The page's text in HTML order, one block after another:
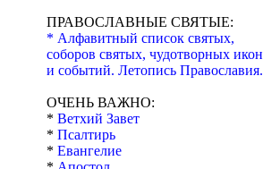
ПРАВОСЛАВНЫЕ СВЯТЫЕ:
* Алфавитный список святых,
соборов святых, чудотворных икон
и событий. Летопись Православия.
ОЧЕНЬ ВАЖНО:
* Ветхий Завет
* Псалтирь
* Евангелие